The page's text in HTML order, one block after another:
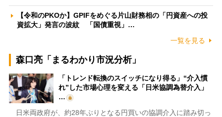
【令和のPKOか】GPIFをめぐる片山財務相の「円資産への投
資拡大」発言の波紋 「国債重視」…
一覧を見る
森口亮「まるわかり市況分析」
「トレンド転換のスイッチになり得る」“介入慣
れ”した市場心理を変える「日米協調為替介入」
…
日米両政府が、約28年ぶりとなる円買いの協調介入に踏み切っ